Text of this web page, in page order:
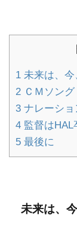
1 未来は、今
2 ＣＭソン
3 ナレーショ
4 監督はHAL
5 最後に
未来は、